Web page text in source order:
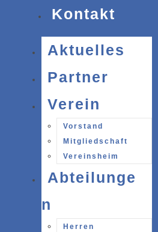
Kontakt
Aktuelles
Partner
Verein
Vorstand
Mitgliedschaft
Vereinsheim
Abteilunge
n
Herren